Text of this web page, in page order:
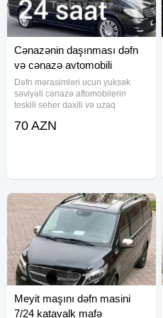
Cənazənin daşınması dəfn
və cənazə avtomobili
Dəfn mərasimləri ucun yuksək
səviyəli cənazə aftomobilerin
teskili seher daxili və uzaq
və mafə olkəmizdən kanara
70 AZN
Meyit maşını dəfn masini
7/24 katavalk mafə